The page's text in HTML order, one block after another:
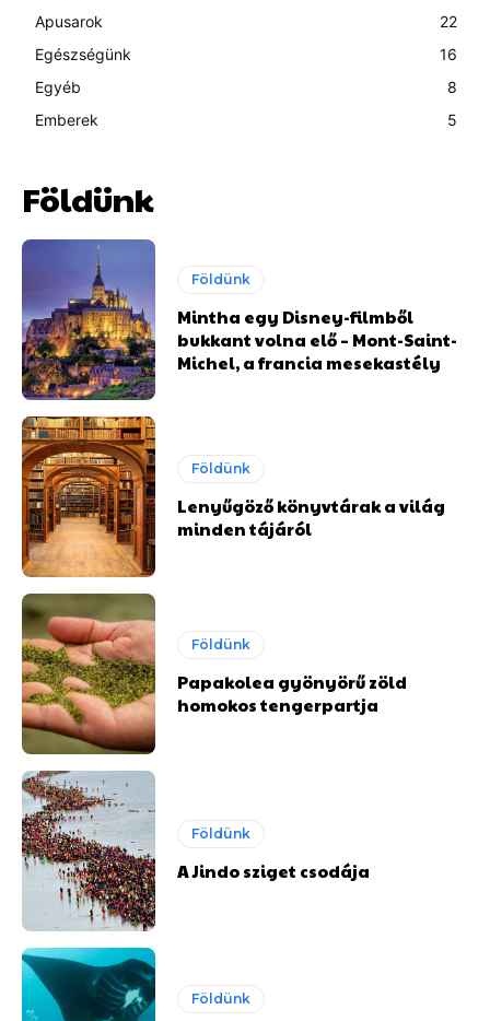
Apusarok
22
Egészségünk
16
Egyéb
8
Emberek
5
Földünk
Földünk
Mintha egy Disney-filmből
bukkant volna elő – Mont-Saint-
Michel, a francia mesekastély
Földünk
Lenyűgöző könyvtárak a világ
minden tájáról
Földünk
Papakolea gyönyörű zöld
homokos tengerpartja
Földünk
A Jindo sziget csodája
Földünk